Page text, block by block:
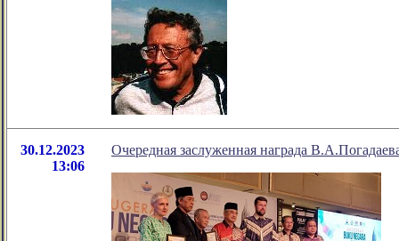
30.12.2023
13:06
Очередная заслуженная награда